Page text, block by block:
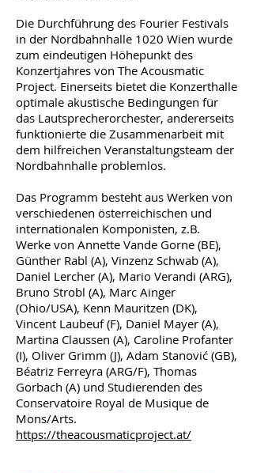
Die Durchführung des Fourier Festivals
in der Nordbahnhalle 1020 Wien wurde
zum eindeutigen Höhepunkt des
Konzertjahres von The Acousmatic
Project. Einerseits bietet die Konzerthalle
optimale akustische Bedingungen für
das Lautsprecherorchester, andererseits
funktionierte die Zusammenarbeit mit
dem hilfreichen Veranstaltungsteam der
Nordbahnhalle problemlos.
Das Programm besteht aus Werken von
verschiedenen österreichischen und
internationalen Komponisten, z.B.
Werke von Annette Vande Gorne (BE),
Günther Rabl (A), Vinzenz Schwab (A),
Daniel Lercher (A), Mario Verandi (ARG),
Bruno Strobl (A), Marc Ainger
(Ohio/USA), Kenn Mauritzen (DK),
Vincent Laubeuf (F), Daniel Mayer (A),
Martina Claussen (A), Caroline Profanter
(I), Oliver Grimm (J), Adam Stanović (GB),
Béatriz Ferreyra (ARG/F), Thomas
Gorbach (A) und Studierenden des
Conservatoire Royal de Musique de
Mons/Arts.
https://theacousmaticproject.at/